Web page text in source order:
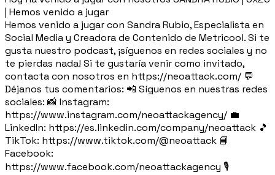
| Hemos venido a jugar
Hemos venido a jugar con Sandra Rubio, Especialista en
Social Media y Creadora de Contenido de Metricool. Si te
gusta nuestro podcast, ¡síguenos en redes sociales y no
te pierdas nada! Si te gustaría venir como invitado,
contacta con nosotros en https://neoattack.com/ 💬
Déjanos tus comentarios: 📲 Síguenos en nuestras redes
sociales: 📸 Instagram:
https://www.instagram.com/neoattackagency/ 💼
LinkedIn: https://es.linkedin.com/company/neoattack 🎵
TikTok: https://www.tiktok.com/@neoattack 📘
Facebook:
https://www.facebook.com/neoattackagency 🎙️